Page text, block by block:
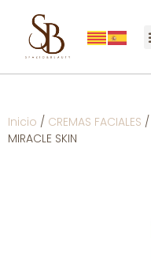
Inicio / CREMAS FACIALES /
MIRACLE SKIN